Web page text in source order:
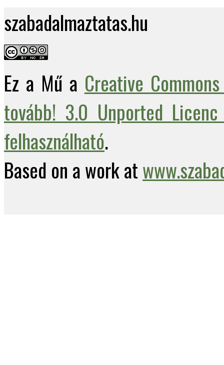
szabadalmaztatas.hu
Ez a Mű a Creative
tovább! 3.0 Unported
felhasználható.
Based on a work at